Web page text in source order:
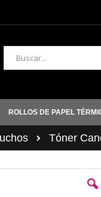
Buscar
ROLLOS DE PAPEL
Tóner